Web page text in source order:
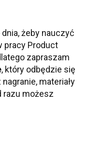
żeby nauczyć
pracy Product
zapraszam
, który odbędzie się
materiały
razu możesz